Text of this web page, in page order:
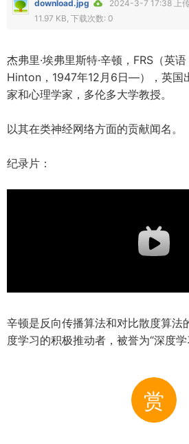
download.jpg
2024-3-7 17:38 上
11.97 KB, 下载次数: 0
杰弗里·埃弗里斯特·辛顿，FRS（英
Hinton，1947年12月6日—），英国
家和心理学家，多伦多大学教授。
以其在类神经网络方面的贡献闻名。
纪录片：
辛顿是反向传播算法和对比散度算法
度学习的积极推动者，被誉为“深度学
赏